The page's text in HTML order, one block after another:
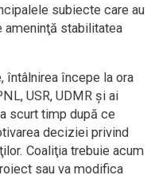
subiecte care au
ameninţă stabilitatea
începe la ora
USR, UDMR şi ai
scurt timp după ce
deciziei privind
Coaliţia trebuie acum
sau va modifica